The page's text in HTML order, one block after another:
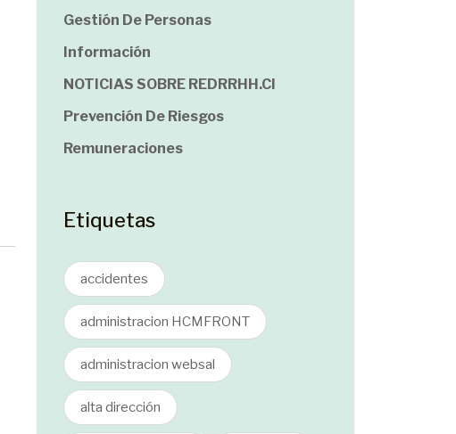
Gestión De Personas
Información
NOTICIAS SOBRE REDRRHH.cl
Prevención De Riesgos
Remuneraciones
Etiquetas
accidentes
administracion HCMFRONT
administracion websal
alta dirección